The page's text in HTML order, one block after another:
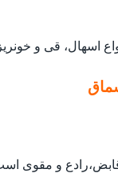
اسهال، قی و
و مقوی